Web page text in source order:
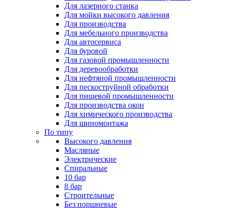
Для лазерного станка
Для мойки высокого давления
Для производства
Для мебельного производства
Для автосервиса
Для буровой
Для газовой промышленности
Для деревообработки
Для нефтяной промышленности
Для пескоструйной обработки
Для пищевой промышленности
Для производства окон
Для химического производства
Для шиномонтажа
По типу
Высокого давления
Масляные
Электрические
Спиральные
10 бар
8 бар
Cтроительные
Без поршневые